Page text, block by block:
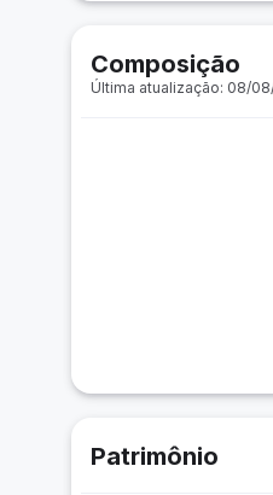
Composição
Última atualização: 08/
Patrimônio